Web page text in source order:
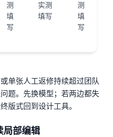
测
填
写
实测
填写
测
填
写
单张人工返修持续超过团队
题。先换模型；若两边都失
版式回到设计工具。
局部编辑